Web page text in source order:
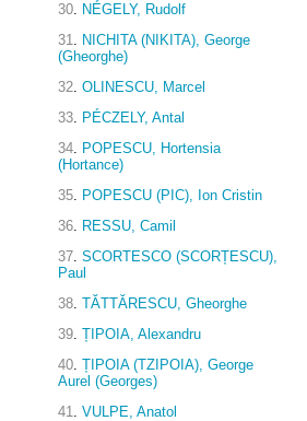
30. NÉGELY, Rudolf
31. NICHITA (NIKITA), George
(Gheorghe)
32.OLINESCU, Marcel
33. PÉCZELY, Antal
34. POPESCU, Hortensia
(Hortance)
35. POPESCU (PIC), Ion Cristin
36. RESSU, Camil
37.SCORTESCO (SCORȚESCU),
Paul
38.TĂTTĂRESCU, Gheorghe
39.ȚIPOIA, Alexandru
40.ȚIPOIA (TZIPOIA), George
Aurel (Georges)
41.VULPE, Anatol